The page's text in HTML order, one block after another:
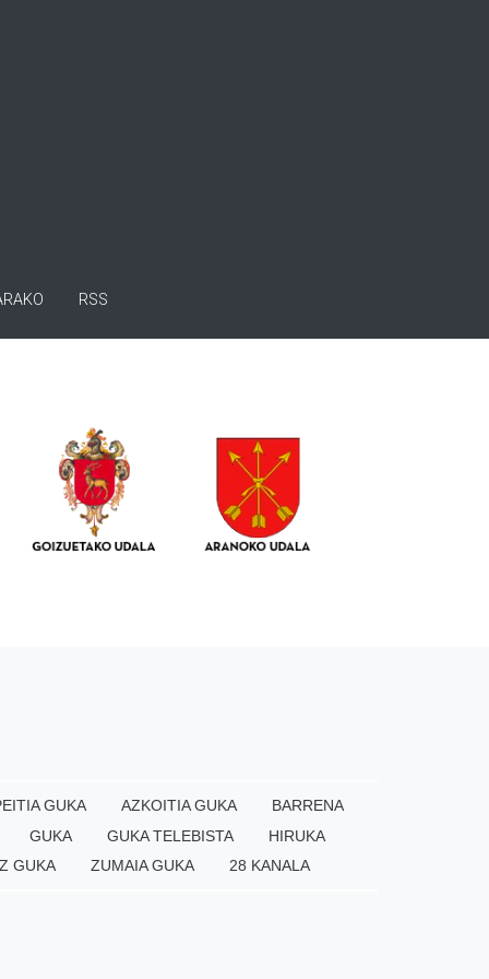
RSS
GUKA AZKOITIA GUKA
BARRENA
GUKA
GUKA TELEBISTA
HIRUKA
GUKA
ZUMAIA GUKA 28 KANALA